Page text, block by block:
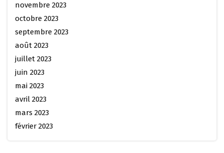
novembre 2023
octobre 2023
septembre 2023
août 2023
juillet 2023
juin 2023
mai 2023
avril 2023
mars 2023
février 2023